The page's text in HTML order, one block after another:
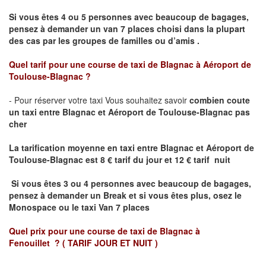
Si vous êtes 4 ou 5 personnes avec beaucoup de bagages,
pensez à demander un van 7 places choisi dans la plupart
des cas par les groupes de familles ou d’amis .
Quel tarif pour une course de taxi de Blagnac à Aéroport de
Toulouse-Blagnac ?
- Pour réserver votre taxi Vous souhaitez savoir combien coute
un taxi entre Blagnac et Aéroport de Toulouse-Blagnac pas
cher
La tarification moyenne en taxi entre Blagnac et Aéroport de
Toulouse-Blagnac est 8 € tarif du jour et 12 € tarif nuit
Si vous êtes 3 ou 4 personnes avec beaucoup de bagages,
pensez à demander un Break et si vous êtes plus, osez le
Monospace ou le taxi Van 7 places
Quel prix pour une course de taxi de Blagnac à
Fenouillet ? ( TARIF JOUR ET NUIT )